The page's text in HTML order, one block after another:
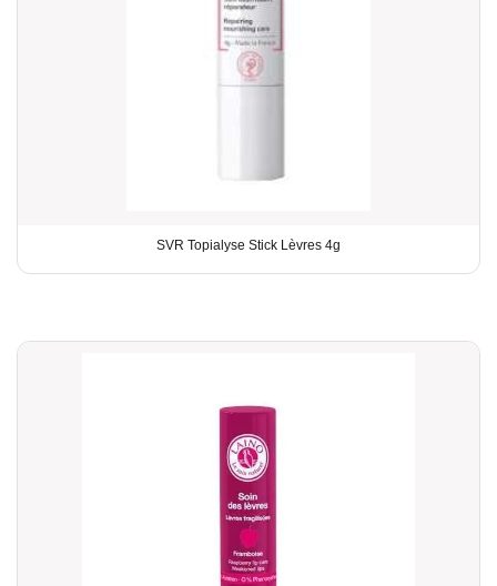
SVR Topialyse Stick Lèvres 4g